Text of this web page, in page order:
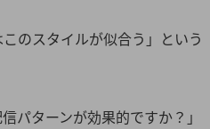
のスタイルが似合う」という
パターンが効果的ですか？」